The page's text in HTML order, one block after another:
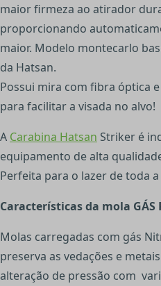
maior firmeza ao atirador
proporcionando
maior. Modelo montecarlo
da Hatsan.
Possui mira com fibra óptica
para facilitar a visada no alvo!
A Carabina Hatsan Striker é
equipamento de alta
Perfeita para o lazer de toda
Características da mola GÁS
Molas carregadas com gás
preserva as vedações e
alteração de pressão com